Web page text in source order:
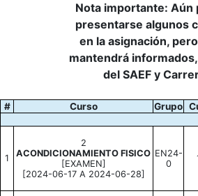
Nota importante: Aún
presentarse algunos
en la asignación,
mantendrá
del SAEF y
# Curso Grupo
1
2
ACONDICIONAMIENTO FISICO
[EXAMEN]
[2024-06-17 A 2024-06-28]
EN24-
0